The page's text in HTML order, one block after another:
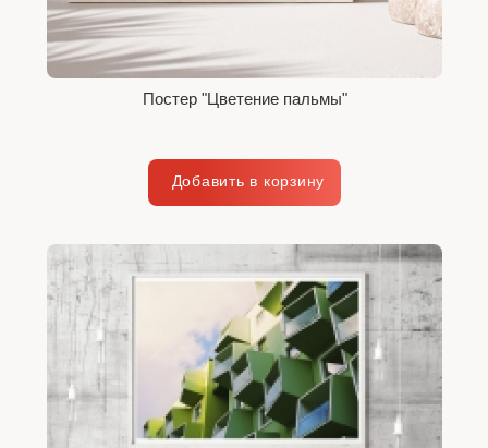
Постер "Цветение пальмы"